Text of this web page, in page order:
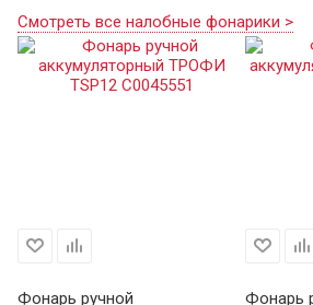
Смотреть все налобные фонарики >
Фонарь ручной Фонарь